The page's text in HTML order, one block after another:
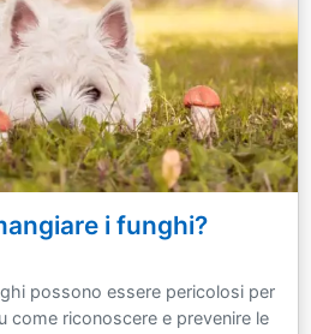
i funghi?
possono essere pericolosi per
come riconoscere e prevenire le